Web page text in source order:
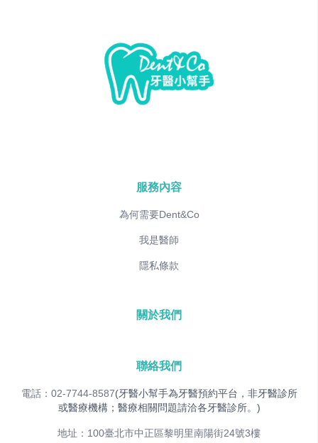
服務內容
為何需要Dent&Co
我是醫師
隱私條款
關於我們
聯絡我們
電話：02-7744-8587(牙醫小幫手為牙醫預約平台，非牙醫診所
或醫療機構；醫療相關問題請洽各牙醫診所。)
地址：100臺北市中正區黎明里南陽街24號3樓